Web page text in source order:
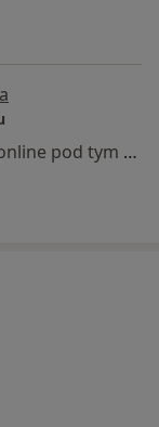
Specjalista nie oferuje umawiania online pod tym adresem.